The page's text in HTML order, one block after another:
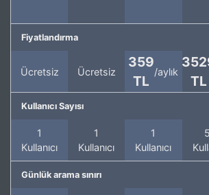
Fiyatlandırma
Ücretsiz Ücretsiz
359
TL
/aylık
TL
Kullanıcı Sayısı
1
Kullanıcı
1
Kullanıcı
1
Kullanıcı
Günlük arama sınırı